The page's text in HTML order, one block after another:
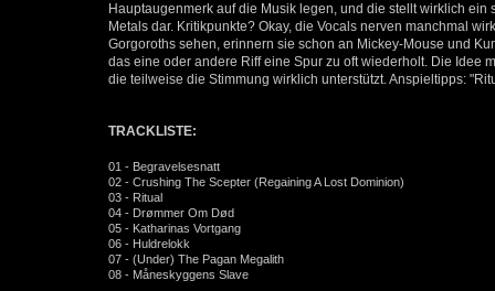
Hauptaugenmerk auf die Musik legen, und die stellt wirklich
Metals dar. Kritikpunkte? Okay, die Vocals nerven manchmal
Gorgoroths sehen, erinnern sie schon an Mickey-Mouse und
das eine oder andere Riff eine Spur zu oft wiederholt. Die Idee
die teilweise die Stimmung wirklich unterstützt. Anspieltipps:
TRACKLISTE:
01 - Begravelsesnatt
02 - Crushing The Scepter (Regaining A Lost Dominion)
03 - Ritual
04 - Drømmer Om Død
05 - Katharinas Vortgang
06 - Huldrelokk
07 - (Under) The Pagan Megalith
08 - Måneskyggens Slave